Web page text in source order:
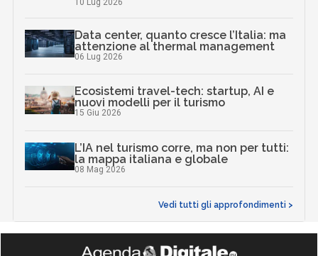
Data center, quanto cresce l’Italia: ma
attenzione al thermal management
06 Lug 2026
Ecosistemi travel-tech: startup, AI e
nuovi modelli per il turismo
15 Giu 2026
L’IA nel turismo corre, ma non per tutti:
la mappa italiana e globale
08 Mag 2026
Vedi tutti gli approfondimenti >